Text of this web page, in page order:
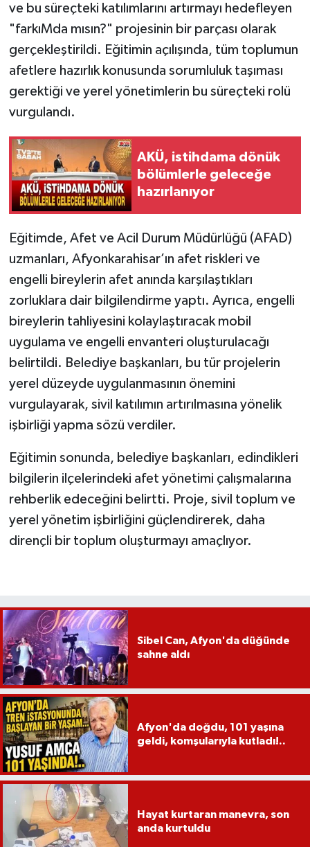
ve bu süreçteki katılımlarını artırmayı hedefleyen
"farkıMda mısın?" projesinin bir parçası olarak
gerçekleştirildi. Eğitimin açılışında, tüm toplumun
afetlere hazırlık konusunda sorumluluk taşıması
gerektiği ve yerel yönetimlerin bu süreçteki rolü
vurgulandı.
AKÜ, istihdama dönük
bölümlerle geleceğe
hazırlanıyor
Eğitimde, Afet ve Acil Durum Müdürlüğü (AFAD)
uzmanları, Afyonkarahisar’ın afet riskleri ve
engelli bireylerin afet anında karşılaştıkları
zorluklara dair bilgilendirme yaptı. Ayrıca, engelli
bireylerin tahliyesini kolaylaştıracak mobil
uygulama ve engelli envanteri oluşturulacağı
belirtildi. Belediye başkanları, bu tür projelerin
yerel düzeyde uygulanmasının önemini
vurgulayarak, sivil katılımın artırılmasına yönelik
işbirliği yapma sözü verdiler.
Eğitimin sonunda, belediye başkanları, edindikleri
bilgilerin ilçelerindeki afet yönetimi çalışmalarına
rehberlik edeceğini belirtti. Proje, sivil toplum ve
yerel yönetim işbirliğini güçlendirerek, daha
dirençli bir toplum oluşturmayı amaçlıyor.
Sibel Can, Afyon'da düğünde
sahne aldı
Afyon'da doğdu, 101 yaşına
geldi, komşularıyla kutladı!..
Hayat kurtaran manevra, son
anda kurtuldu